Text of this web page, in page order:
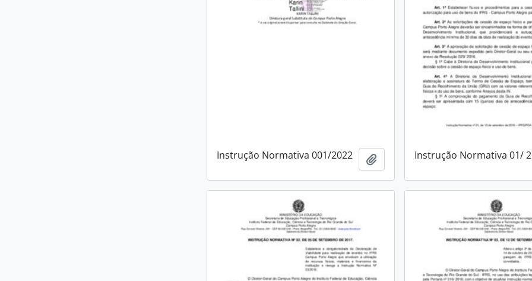
Instrução Normativa 001/2022 Add to clipboard
Instrução Normativa 01/